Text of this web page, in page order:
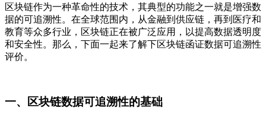
区块链作为一种革命性的技术，其典型的功能之一就是增强数
据的可追溯性。在全球范围内，从金融到供应链，再到医疗和
教育等众多行业，区块链正在被广泛应用，以提高数据透明度
和安全性。那么，下面一起来了解下区块链函证数据可追溯性
评价。
一、区块链数据可追溯性的基础